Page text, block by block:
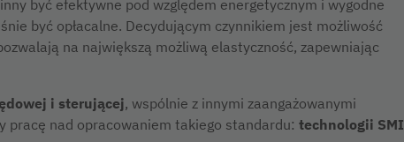
być efektywne pod względem energetycznym i wygodne
być opłacalne. Decydującym czynnikiem jest możliwość
na największą możliwą elastyczność, zapewniając
i sterującej, wspólnie z innymi zaangażowanymi
pracę nad opracowaniem takiego standardu: technologii SMI